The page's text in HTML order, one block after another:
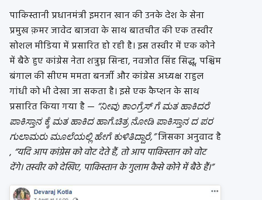
पाकिस्तानी प्रधानमंत्री इमरान खान की उनके देश के सेना
प्रमुख क़मर जावेद बाजवा के साथ बातचीत की एक तस्वीर
सोशल मीडिया में प्रसारित हो रही है। इस तस्वीर में एक कोने
में बैठे हुए कांग्रेस नेता शत्रुघ्न सिन्हा, नवजोत सिंह सिद्धू, पश्चिम
बंगाल की सीएम ममता बनर्जी और कांग्रेस अध्यक्ष राहुल
गांधी को भी देखा जा सकता है। इसे एक कैप्शन के साथ
प्रसारित किया गया है — “ನೀವು ಕಾಂಗ್ರೆಸ್ ಗೆ ಮತ ಹಾಕಿದರೆ
ಪಾಕಿಸ್ತಾನ ಕ್ಕೆ ಮತ ಹಾಕಿದ ಹಾಗೆ.ಚಿತ್ರ ನೋಡಿ ಪಾಕಿಸ್ತಾನ ದ ಪರ
ಗುಲಾಮರು ಮೂಲೆಯಲ್ಲಿ ಹೇಗೆ ಕುಳಿತಿದ್ದಾರೆ,”जिसका अनुवाद है
, “यदि आप कांग्रेस को वोट देते हैं, तो आप पाकिस्तान को वोट
देंगे। तस्वीर को देखिए, पाकिस्तान के गुलाम कैसे कोने में बैठे हैं।”